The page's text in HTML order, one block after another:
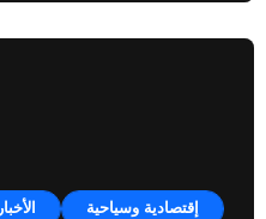
إقتصادية وسياحية الأخبار